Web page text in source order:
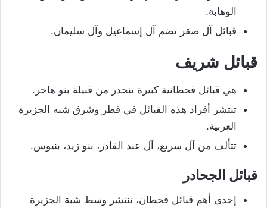
الوهابة.
قبائل آل صقر تضم آل إسماعيل وآل سليمان.
قبائل شريف
هي قبائل قحطانية كبيرة تنحدر من قبيلة بنو هاجر.
تنتشر أفراد هذه القبائل في قطر وشرق شبه الجزيرة
العربية.
تتألف من آل سريع، آل عبد القادر، بنو زيد، بنيوس.
قبائل الجحادر
إحدى أهم قبائل قحطان، تنتشر وسط شبة الجزيرة